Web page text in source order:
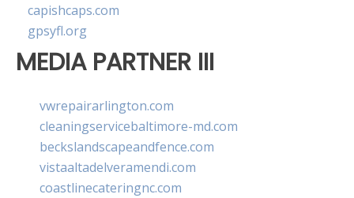
capishcaps.com
gpsyfl.org
MEDIA PARTNER III
vwrepairarlington.com
cleaningservicebaltimore-md.com
beckslandscapeandfence.com
vistaaltadelveramendi.com
coastlinecateringnc.com